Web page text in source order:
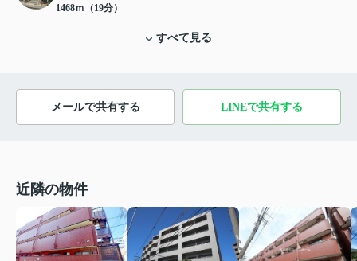
1468ｍ（19分）
すべて見る
メールで共有する LINEで共有する
近隣の物件